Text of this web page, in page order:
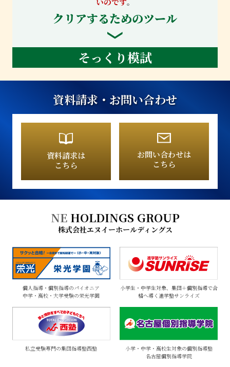
クリアするためのツール
そっくり模試
資料請求・お問い合わせ
資料請求は
こちら
お問い合わせは
こちら
NE HOLDINGS GROUP
株式会社エヌイーホールディングス
個人指導・個別指導のパイオニア
中学・高校・大学受験の栄光学園
小学生・中学生対象、集団＋個別指導で合
格へ導く進学塾サンライズ
私立受験専門の集団指導塾西塾
小学・中学・高校生対象の個別指導塾
名古屋個別指導学院